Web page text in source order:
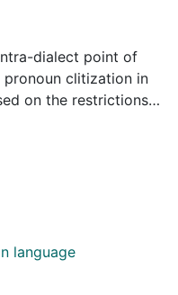
dialect point of
clitization in
on the restrictions
variety, which tends
almost does not
of clitization, which
of an epenthetic
or by modifying
language